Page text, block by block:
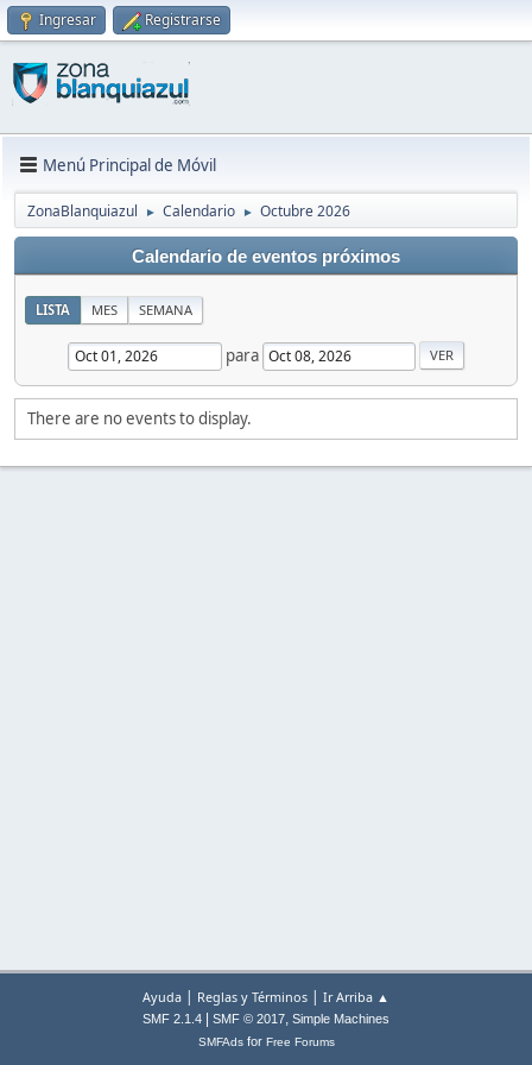
Ingresar Registrarse
Menú Principal de Móvil
ZonaBlanquiazul ► Calendario ► Octubre 2026
Calendario de eventos próximos
LISTA MES SEMANA
para
There are no events to display.
Ayuda | Reglas y Términos | Ir Arriba ▲
SMF 2.1.4 SMF © 2017, Simple Machines
SMFAdsfor Free Forums